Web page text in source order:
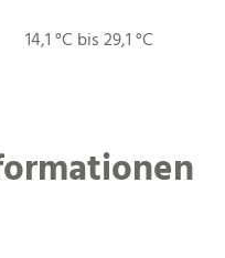
14,1 °C bis 29,1 °C